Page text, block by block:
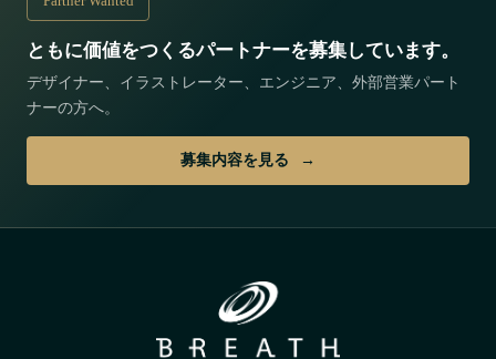
ともに価値をつくるパートナーを募集しています。
デザイナー、イラストレーター、エンジニア、外部営業パート
ナーの方へ。
募集内容を見る